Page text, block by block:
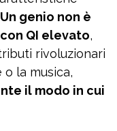
Un genio non è
QI elevato,
rivoluzionari
o la musica,
il modo in cui